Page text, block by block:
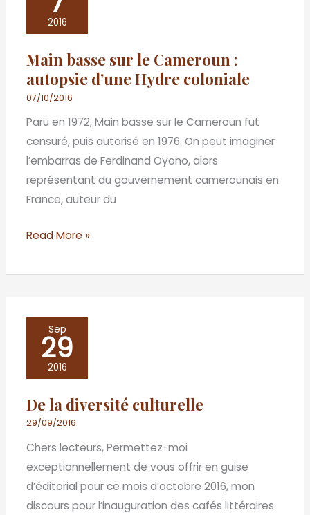
2016
Main basse sur le Cameroun :
autopsie d’une Hydre coloniale
07/10/2016
Paru en 1972, Main basse sur le Cameroun fut
censuré, puis autorisé en 1976. On peut imaginer
l’embarras de Ferdinand Oyono, alors
représentant du gouvernement camerounais en
France, auteur du
Cameroun
:
autopsie
d’une
Hydre
coloniale
Read More »
Sep
29
2016
De la diversité culturelle
29/09/2016
Chers lecteurs, Permettez-moi
exceptionnellement de vous offrir en guise
d’éditorial pour ce mois d’octobre 2016, mon
discours pour l’inauguration des cafés littéraires
diversité